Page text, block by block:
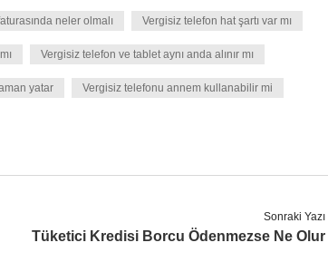
neler olmalı Vergisiz telefon hat şartı var mı
Vergisiz telefon ve tablet aynı anda alınır mı
yatar Vergisiz telefonu annem kullanabilir mi
Sonraki Yazı
Tüketici Kredisi Borcu Ödenmezse Ne Olur